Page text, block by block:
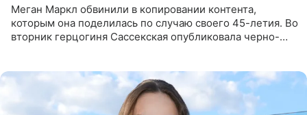
Меган Маркл обвинили в копировании контента,
которым она поделилась по случаю своего 45-летия. Во
вторник герцогиня Сассекская опубликовала черно-